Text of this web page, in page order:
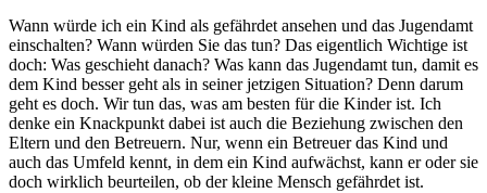
Wann würde ich ein Kind als gefährdet ansehen und das Jugendamt
einschalten? Wann würden Sie das tun? Das eigentlich Wichtige ist
doch: Was geschieht danach? Was kann das Jugendamt tun, damit es
dem Kind besser geht als in seiner jetzigen Situation? Denn darum
geht es doch. Wir tun das, was am besten für die Kinder ist. Ich
denke ein Knackpunkt dabei ist auch die Beziehung zwischen den
Eltern und den Betreuern. Nur, wenn ein Betreuer das Kind und
auch das Umfeld kennt, in dem ein Kind aufwächst, kann er oder sie
doch wirklich beurteilen, ob der kleine Mensch gefährdet ist.